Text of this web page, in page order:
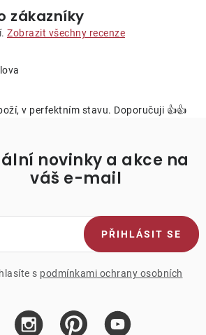
zákazníky
Zobrazit všechny recenze
v perfektním stavu. Doporučuji 👍👍
novinky a akce na
váš e-mail
s podmínkami ochrany osobních
PŘIHLÁSIT SE